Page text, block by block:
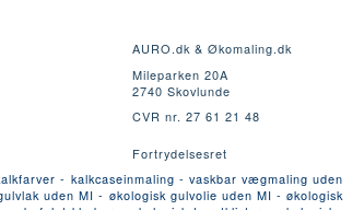
AURO.dk & Økomaling.dk
Mileparken 20A
2740 Skovlunde
CVR nr. 27 61 21 48
Fortrydelsesret
- kalkcaseinmaling - vaskbar vægmaling uden
uden MI - økologisk gulvolie uden MI - økologisk